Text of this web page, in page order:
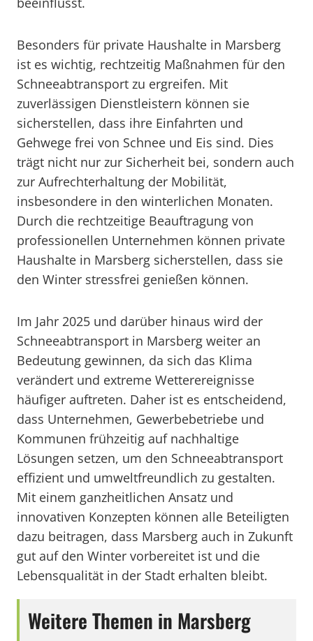
Besonders für private Haushalte in Marsberg
ist es wichtig, rechtzeitig Maßnahmen für den
Schneeabtransport zu ergreifen. Mit
zuverlässigen Dienstleistern können sie
sicherstellen, dass ihre Einfahrten und
Gehwege frei von Schnee und Eis sind. Dies
trägt nicht nur zur Sicherheit bei, sondern auch
zur Aufrechterhaltung der Mobilität,
insbesondere in den winterlichen Monaten.
Durch die rechtzeitige Beauftragung von
professionellen Unternehmen können private
Haushalte in Marsberg sicherstellen, dass sie
den Winter stressfrei genießen können.
Im Jahr 2025 und darüber hinaus wird der
Schneeabtransport in Marsberg weiter an
Bedeutung gewinnen, da sich das Klima
verändert und extreme Wetterereignisse
häufiger auftreten. Daher ist es entscheidend,
dass Unternehmen, Gewerbebetriebe und
Kommunen frühzeitig auf nachhaltige
Lösungen setzen, um den Schneeabtransport
effizient und umweltfreundlich zu gestalten.
Mit einem ganzheitlichen Ansatz und
innovativen Konzepten können alle Beteiligten
dazu beitragen, dass Marsberg auch in Zukunft
gut auf den Winter vorbereitet ist und die
Lebensqualität in der Stadt erhalten bleibt.
Weitere Themen in Marsberg